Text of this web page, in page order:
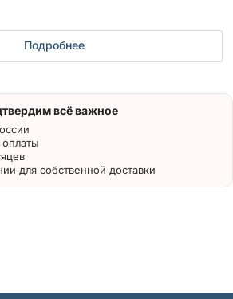
Подробнее
всё важное
для собственной доставки